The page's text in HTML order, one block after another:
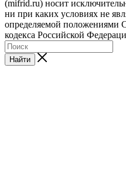
(mifrid.ru) носит
ни при каких условиях не
определяемой положениями
кодекса Российской
Найти